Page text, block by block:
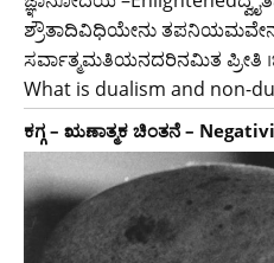
ಶ್ರೌತಾದಿವಿಧಿಯೇನು ತಪನಿಯಮವೇನು
ಸರ್ವಾತ್ಮಮತಿಯನದರಿನಮಿತ ಪ್ರೀತಿ
What is dualism and non-
ಕಗ್ಗ – ಋಣಾತ್ಮಕ ಚಿಂತನೆ –